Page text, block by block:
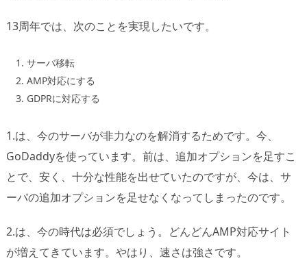
13周年では、次のことを実現したいです。
サーバ移転
AMP対応にする
GDPRに対応する
1.は、今のサーバが非力なのを解消するためです。今、
GoDaddyを使っています。前は、追加オプションを足すこ
とで、安く、十分な性能を出せていたのですが、今は、サ
ーバの追加オプションを足せなくなってしまったのです。
2.は、今の時代は必須でしょう。どんどんAMP対応サイト
が増えてきています。やはり、速さは強さです。